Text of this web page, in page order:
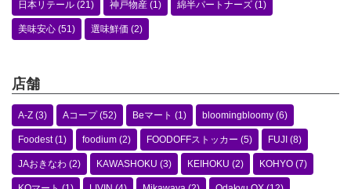
日本リテール (21) 神戸物産 (1) 綿半パートナーズ (1)
美味安心 (51) 選味鮮価 (2)
店舗
A-Z (3) Aコープ(52) Beマート (1) bloomingbloomy (6)
Foodest(1) foodium (2) FOODOFFストッカー (5) FUJI (8)
JAおきなわ (2) KAWASHOKU (3) KEIHOKU (2) KOHYO (7)